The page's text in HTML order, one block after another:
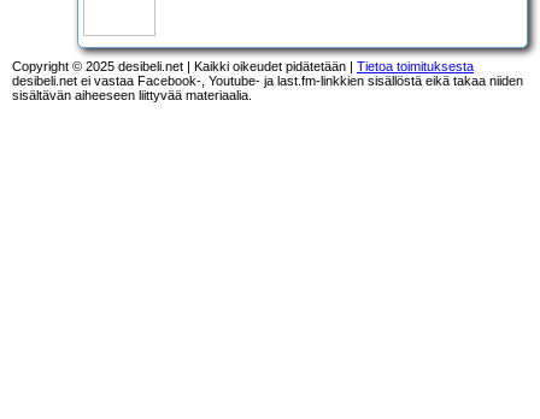
Copyright © 2025 desibeli.net | Kaikki oikeudet pidätetään | Tietoa toimituksesta
desibeli.net ei vastaa Facebook-, Youtube- ja last.fm-linkkien sisällöstä eikä takaa niiden
sisältävän aiheeseen liittyvää materiaalia.